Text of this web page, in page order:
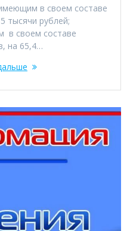
в своем составе
тысячи рублей;
в своем составе
на 65,4…